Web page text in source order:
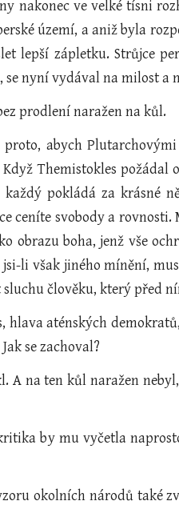
nakonec ve velké tísni
území, a aniž byla
lepší zápletku. Strůjce
nyní vydával na milost a
prodlení naražen na kůl.
abych
Themistokles požádal
pokládá za krásné
ceníte svobody a
obrazu boha, jenž vše
li však jiného mínění,
člověku, který před
hlava aténských
se zachoval?
A na ten kůl naražen
by mu vyčetla
okolních národů také